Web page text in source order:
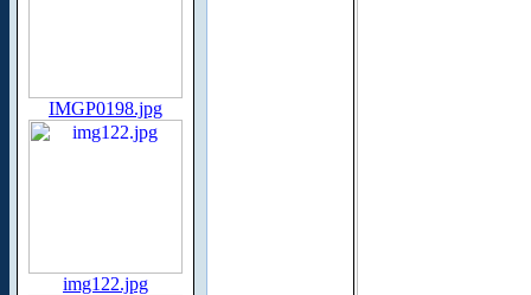
IMGP0198.jpg
img122.jpg